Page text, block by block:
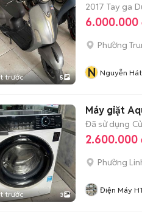
trước 5
2017 Tay ga
6.000.000
Phường
N Nguyễn Hát
trước 3
Máy giặt
Đã sử dụng
2.600.000
Phường
Điện Máy